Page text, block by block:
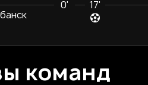
0' 17'
команд